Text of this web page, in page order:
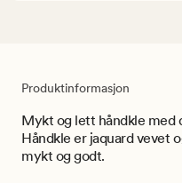
Produktinformasjon
Mykt og lett håndkle med
Håndkle er jaquard vevet
mykt og godt.